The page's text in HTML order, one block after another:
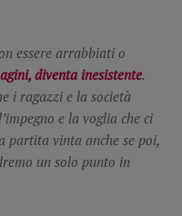
essere arrabbiati o
diventa inesistente.
i ragazzi e la società
e la voglia che ci
partita vinta anche se poi,
un solo punto in